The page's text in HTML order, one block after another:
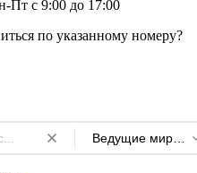
Пт с 9:00 до 17:00
по указанному номеру?
Ведущие мировые производители